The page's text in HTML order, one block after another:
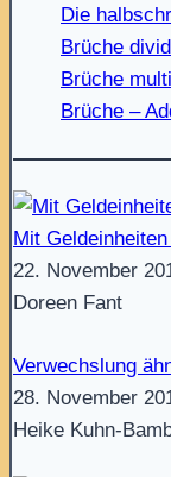
Die
Brüche
Brüche
Brüche –
Mit
22. November
Doreen Fant
Verwechslung
28. November
Heike Kuhn-